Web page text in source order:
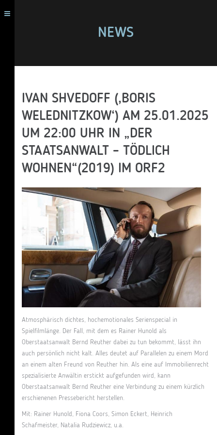
NEWS
IVAN SHVEDOFF (‚BORIS
WELEDNITZKOW‘) AM 25.01.2025
UM 22:00 UHR IN „DER
STAATSANWALT – TÖDLICH
WOHNEN“(2019) IM ORF2
Atmosphärisch dichtes, hochemotionales Serienspecial in
Spielfilmlänge. Der Fall, mit dem es Rainer Hunold als
Oberstaatsanwalt Bernd Reuther dabei zu tun bekommt, lässt ihn
auch persönlich nicht kalt. Alles deutet auf Parallelen zu einem Mord
an einem alten Freund von Reuther hin. Als eine auf Immobilienrecht
spezialisierte Anwältin erstickt aufgefunden wird, kann
Oberstaatsanwalt Bernd Reuther eine Verbindung zu einem kürzlich
erschienenen Pressebericht herstellen.
Mit: Rainer Hunold, Fiona Coors, Simon Eckert, Heinrich
Schafmeister, Natalia Rudziewicz, u.a.